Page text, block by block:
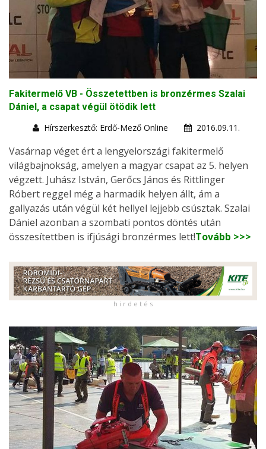
Fakitermelő VB - Összetettben is bronzérmes Szalai
Dániel, a csapat végül ötödik lett
Hírszerkesztő: Erdő-Mező Online
2016.09.11.
Vasárnap véget ért a lengyelországi fakitermelő
világbajnokság, amelyen a magyar csapat az 5. helyen
végzett. Juhász István, Gerőcs János és Rittlinger
Róbert reggel még a harmadik helyen állt, ám a
gallyazás után végül két hellyel lejjebb csúsztak. Szalai
Dániel azonban a szombati pontos döntés után
összesítettben is ifjúsági bronzérmes lett!Tovább >>>
h i r d e t é s